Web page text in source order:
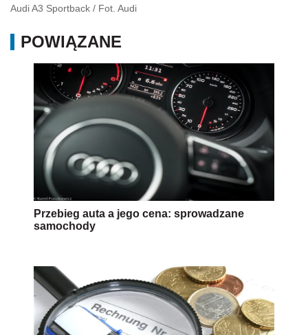
Audi A3 Sportback / Fot. Audi
POWIĄZANE
Przebieg auta a jego cena: sprowadzane
samochody